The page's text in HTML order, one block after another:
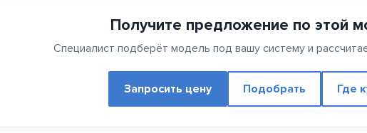
Получите предложение по этой
Специалист подберёт модель под вашу систему и
Запросить цену Подобрать Где